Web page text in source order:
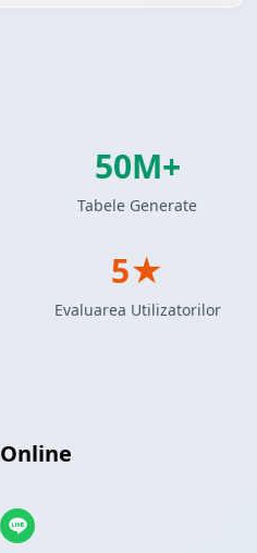
Online
50M+
Tabele Generate
5★
Evaluarea Utilizatorilor